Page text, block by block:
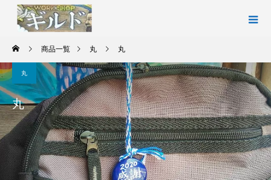
商品一覧 丸 丸
丸
丸